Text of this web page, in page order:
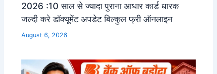
2026 :10 साल से ज्यादा पुराना आधार कार्ड धारक
जल्दी करे डॉक्यूमेंट अपडेट बिल्कुल फ्री ऑनलाइन
August 6, 2026